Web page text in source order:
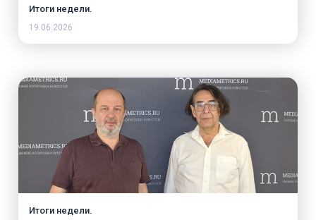
Итоги недели.
19.06.2026
Итоги недели.